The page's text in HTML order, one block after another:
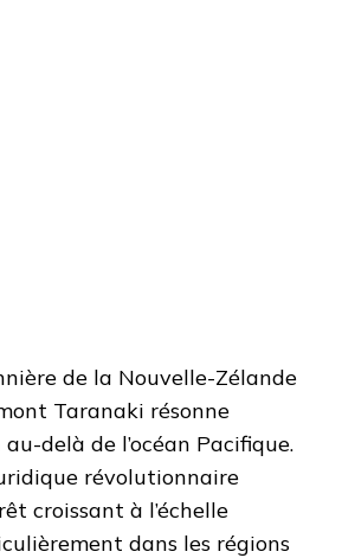
de la Nouvelle-Zélande
Taranaki résonne
delà de l’océan Pacifique.
révolutionnaire
croissant à l’échelle
dans les régions